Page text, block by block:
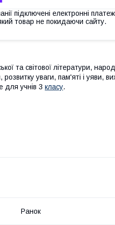
підключені електронні
товар не покидаючи сайту.
та світової літератури,
уваги, пам'яті і уяви,
для учнів 3 класу.
Ранок